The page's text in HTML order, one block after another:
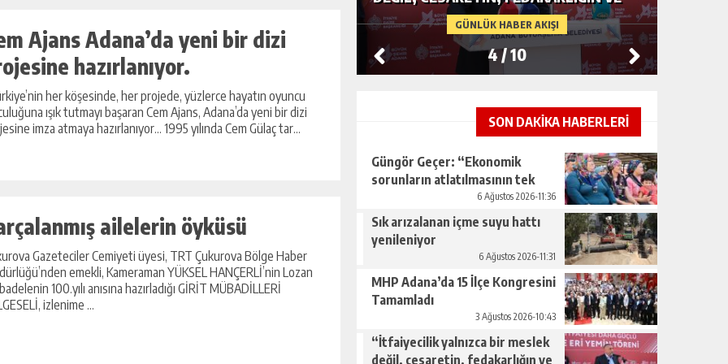
Ajans Adana’da yeni bir dizi
hazırlanıyor.
her köşesinde, her projede, yüzlerce hayatın oyuncu
ışık tutmayı başaran Cem Ajans, Adana’da yeni bir dizi
imza atmaya hazırlanıyor… 1995 yılında Cem Gülaç tar...
ailelerin öyküsü
Gazeteciler Cemiyeti üyesi, TRT Çukurova Bölge Haber
emekli, Kameraman YÜKSEL HANÇERLİ’nin Lozan
100.yılı anısına hazırladığı GİRİT MÜBADİLLERİ
izlenime ...
GÜNLÜK HABER AKIŞI
INSAN SEVGISININ EN GÜÇLÜ
TEMSILIDIR.”
4/10
SON DAKİKA HABERLERİ
Güngör Geçer: “Ekonomik
sorunların atlatılmasının tek
yolu üretimi artırmaktan
geçiyor.”
6 Ağustos 2026-11:36
Sık arızalanan içme suyu hattı
yenileniyor
6 Ağustos 2026-11:31
MHP Adana’da 15 İlçe Kongresini
Tamamladı
3 Ağustos 2026-10:43
“İtfaiyecilik yalnızca bir meslek
değil, cesaretin, fedakarlığın ve